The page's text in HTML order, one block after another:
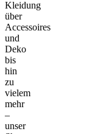
Kleidung
über
Accessoires
und
Deko
bis
hin
zu
vielem
mehr
–
unser